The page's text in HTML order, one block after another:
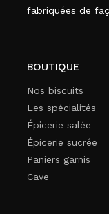
fabriquées de
BOUTIQUE
Nos biscuits
Les spécialités
Épicerie salée
Épicerie sucrée
Paniers garnis
Cave